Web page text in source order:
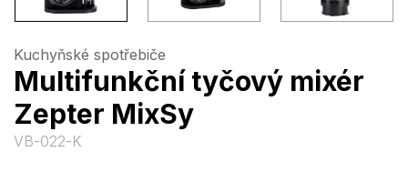
Kuchyňské spotřebiče
Multifunkční tyčový mixér
Zepter MixSy
VB-022-K